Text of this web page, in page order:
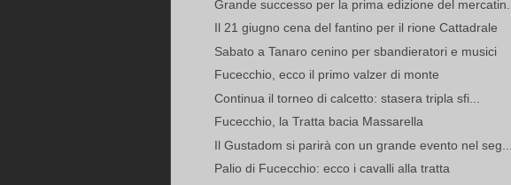
Grande successo per la prima edizione del mercatin...
Il 21 giugno cena del fantino per il rione Cattadrale
Sabato a Tanaro cenino per sbandieratori e musici
Fucecchio, ecco il primo valzer di monte
Continua il torneo di calcetto: stasera tripla sfi...
Fucecchio, la Tratta bacia Massarella
Il Gustadom si parirà con un grande evento nel seg...
Palio di Fucecchio: ecco i cavalli alla tratta